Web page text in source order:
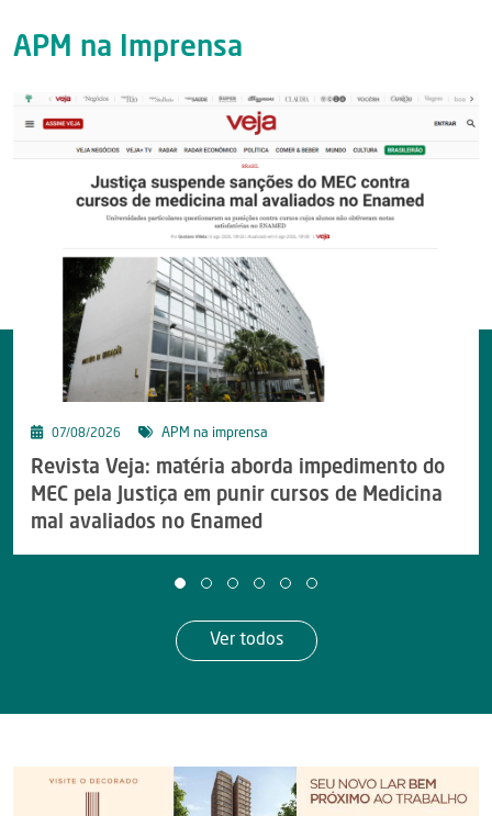
APM na Imprensa
07/08/2026 APM na imprensa
Revista Veja: matéria aborda impedimento do
MEC pela Justiça em punir cursos de Medicina
mal avaliados no Enamed
Ver todos